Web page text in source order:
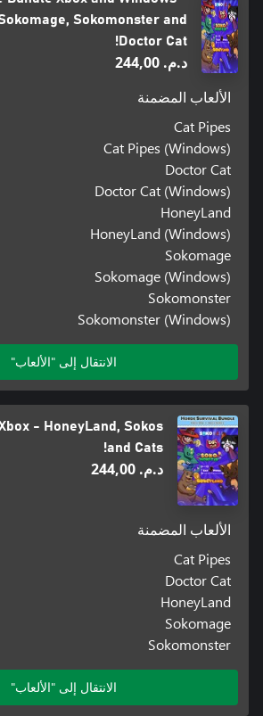
Sokomonster and
Doctor Cat!
د.م.‏ 244,00
الألعاب المضمنة
Cat Pipes
Cat Pipes (Windows)
Doctor Cat
Doctor Cat (Windows)
HoneyLand
HoneyLand (Windows)
Sokomage
Sokomage (Windows)
Sokomonster
Sokomonster (Windows)
الانتقال إلى "الألعاب"
- HoneyLand, Sokos
and Cats!
د.م.‏ 244,00
الألعاب المضمنة
Cat Pipes
Doctor Cat
HoneyLand
Sokomage
Sokomonster
الانتقال إلى "الألعاب"